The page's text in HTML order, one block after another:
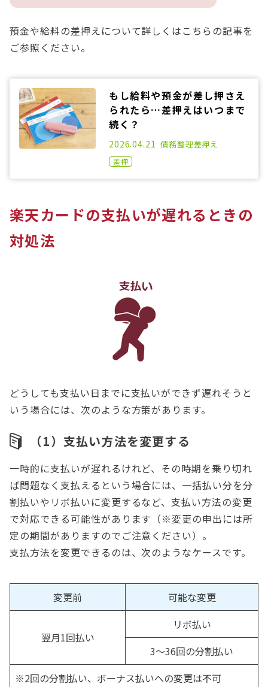
預金や給料の差押えについて詳しくはこちらの記事を
ご参照ください。
もし給料や預金が差し押さえ
られたら…差押えはいつまで
続く？
2021.07.07
2026.04.21 債務整理差押え
差押
楽天カードの支払いが遅れるときの
対処法
どうしても支払い日までに支払いができず遅れそうと
いう場合には、次のような方策があります。
（1）支払い方法を変更する
一時的に支払いが遅れるけれど、その時期を乗り切れ
ば問題なく支払えるという場合には、一括払い分を分
割払いやリボ払いに変更するなど、支払い方法の変更
で対応できる可能性があります（※変更の申出には所
定の期間がありますのでご注意ください）。
支払方法を変更できるのは、次のようなケースです。
変更前 可能な変更
翌月1回払い
リボ払い
3～36回の分割払い
※2回の分割払い、ボーナス払いへの変更は不可